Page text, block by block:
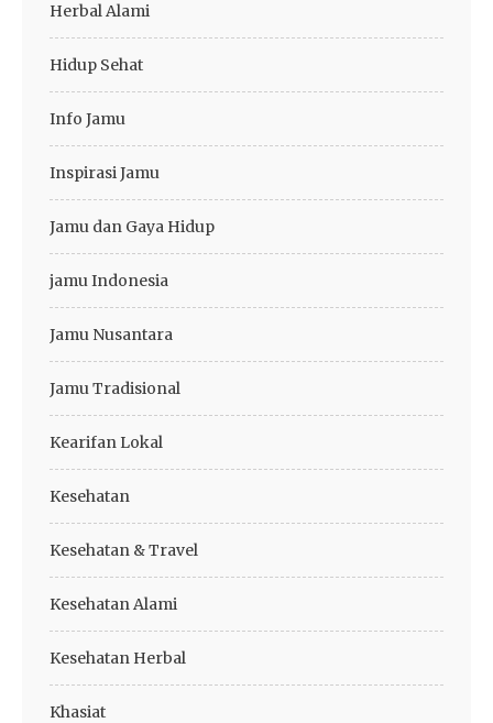
Herbal Alami
Hidup Sehat
Info Jamu
Inspirasi Jamu
Jamu dan Gaya Hidup
jamu Indonesia
Jamu Nusantara
Jamu Tradisional
Kearifan Lokal
Kesehatan
Kesehatan & Travel
Kesehatan Alami
Kesehatan Herbal
Khasiat